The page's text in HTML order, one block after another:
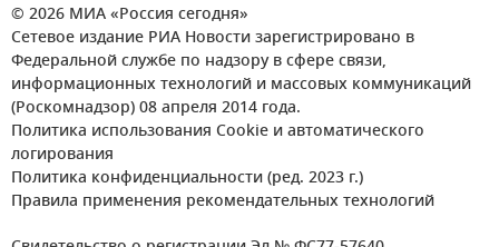
© 2026 МИА «Россия сегодня»
Сетевое издание РИА Новости зарегистрировано в
Федеральной службе по надзору в сфере связи,
информационных технологий и массовых коммуникаций
(Роскомнадзор) 08 апреля 2014 года.
Политика использования Cookie и автоматического
логирования
Политика конфиденциальности (ред. 2023 г.)
Правила применения рекомендательных технологий